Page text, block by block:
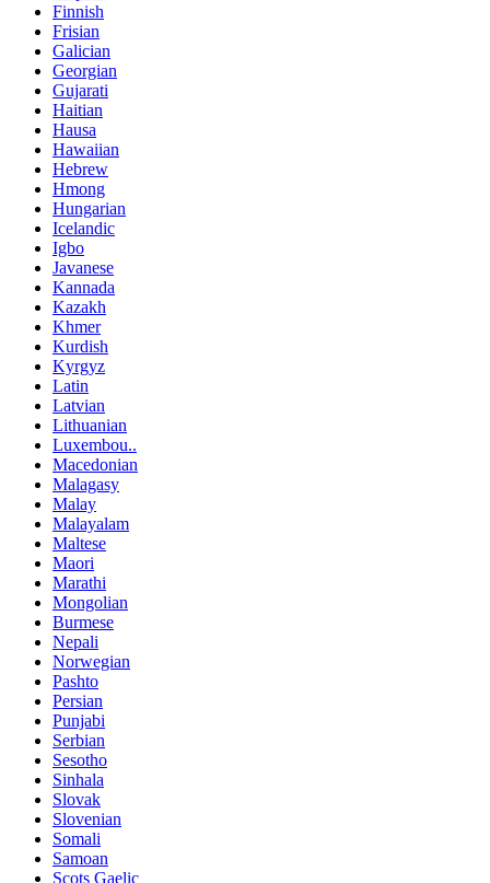
Finnish
Frisian
Galician
Georgian
Gujarati
Haitian
Hausa
Hawaiian
Hebrew
Hmong
Hungarian
Icelandic
Igbo
Javanese
Kannada
Kazakh
Khmer
Kurdish
Kyrgyz
Latin
Latvian
Lithuanian
Luxembou..
Macedonian
Malagasy
Malay
Malayalam
Maltese
Maori
Marathi
Mongolian
Burmese
Nepali
Norwegian
Pashto
Persian
Punjabi
Serbian
Sesotho
Sinhala
Slovak
Slovenian
Somali
Samoan
Scots Gaelic